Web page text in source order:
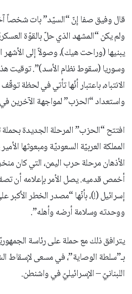
قال وفيق صفا إنّ “السيّد” بات شخصاً
ولم يكن “المشهد الذي حلّ بالقوّة
يبنيها (وراحت هيك)، وصولاً إلى الأشهر
وسوريا (سقوط نظام الأسد)”. توقيت
الانتباه، باعتبار أنّها تأتي في لحظة
واستعداد “الحزب” لمواجهة الآخرين
افتتح “الحزب” المرحلة الجديدة
المملكة العربيّة السعوديّة ومبعوثها
الأذهان مرحلة حرب اليمن، التي كان
أخمص قدميه. يصل الأمر بإعلامه أن تصف
إسرائيل (!)، بأنّها “مصدر الخطر الأكبر
ووحدته وسلامة أرضه وأهله”.
يترافق ذلك مع حملة على رئاسة
بـ”سلطة الوصاية”، في مسعى لإسقاط
اللبنانيّ – الإسرائيليّ في واشنطن.